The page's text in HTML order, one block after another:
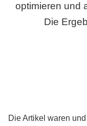
optimieren und
Die
Die Artikel waren